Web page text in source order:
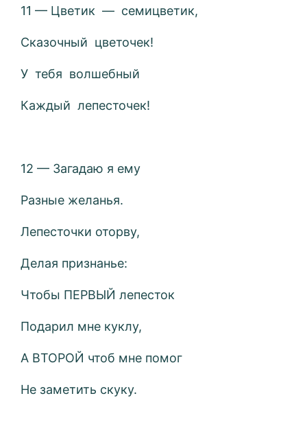
11 — Цветик — семицветик,
Сказочный цветочек!
У тебя волшебный
Каждый лепесточек!
12 — Загадаю я ему
Разные желанья.
Лепесточки оторву,
Делая признанье:
Чтобы ПЕРВЫЙ лепесток
Подарил мне куклу,
А ВТОРОЙ чтоб мне помог
Не заметить скуку.